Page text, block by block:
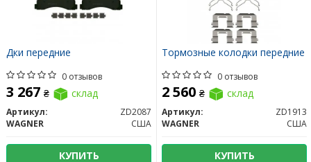
Дки передние
0 отзывов
3 267 ₴ склад
Артикул:
ZD2087
WAGNER
США
КУПИТЬ
Тормозные колодки передние
0 отзывов
2 560 ₴ склад
Артикул:
ZD1913
WAGNER
США
КУПИТЬ